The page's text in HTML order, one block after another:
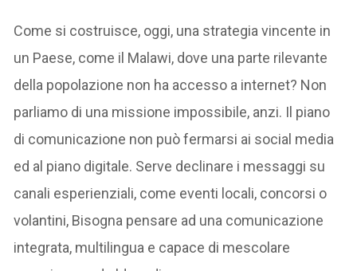
Come si costruisce, oggi, una strategia vincente in
un Paese, come il Malawi, dove una parte rilevante
della popolazione non ha accesso a internet? Non
parliamo di una missione impossibile, anzi. Il piano
di comunicazione non può fermarsi ai social media
ed al piano digitale. Serve declinare i messaggi su
canali esperienziali, come eventi locali, concorsi o
volantini, Bisogna pensare ad una comunicazione
integrata, multilingua e capace di mescolare